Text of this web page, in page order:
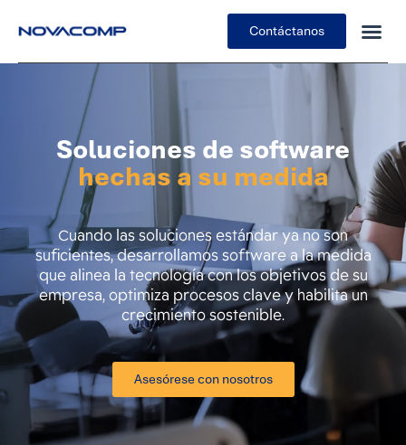
Contáctanos
Soluciones de software
hechas a su medida
Cuando las soluciones estándar ya no son
suficientes, desarrollamos software a la medida
que alinea la tecnología con los objetivos de su
empresa, optimiza procesos clave y habilita un
crecimiento sostenible.
Asesórese con nosotros